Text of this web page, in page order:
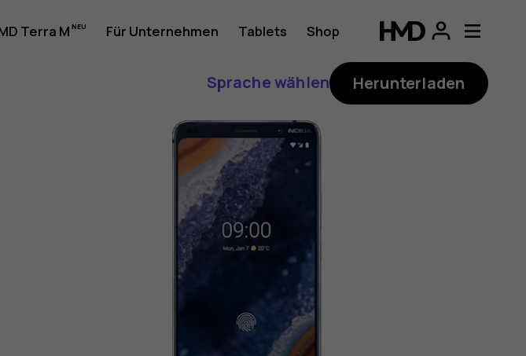
Terra M Für Unternehmen Tablets Shop
Sprache wählen Herunterladen